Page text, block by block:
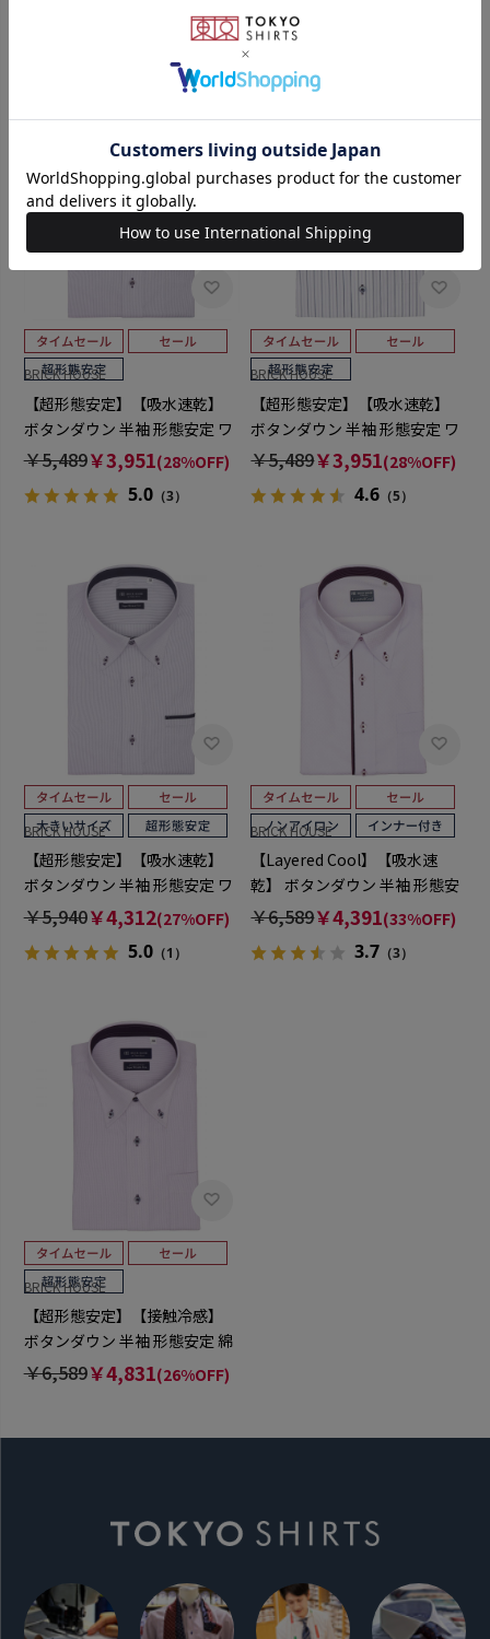
BRICK HOUSE
【超形態安定】【吸水速乾】
ボタンダウン 半袖 形態安定 ワ
イシャツ
￥5,489￥3,951(28%OFF)
5.0（3）
BRICK HOUSE
【超形態安定】【吸水速乾】
ボタンダウン 半袖 形態安定 ワ
イシャツ
￥5,489￥3,951(28%OFF)
4.6 （5）
BRICK HOUSE
【超形態安定】【吸水速乾】
ボタンダウン 半袖 形態安定 ワ
イシャツ 大きいサイズ
￥5,940￥4,312(27%OFF)
5.0（1）
BRICK HOUSE
【Layered Cool】【吸水速
乾】 ボタンダウン 半袖 形態安
定 ワイシャツ
￥6,589￥4,391(33%OFF)
3.7 （3）
BRICK HOUSE
【超形態安定】【接触冷感】
ボタンダウン 半袖 形態安定 綿
100% ワイシャツ
￥6,589￥4,831(26%OFF)